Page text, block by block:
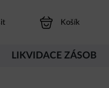
Košík
LIKVIDACE ZÁSOB